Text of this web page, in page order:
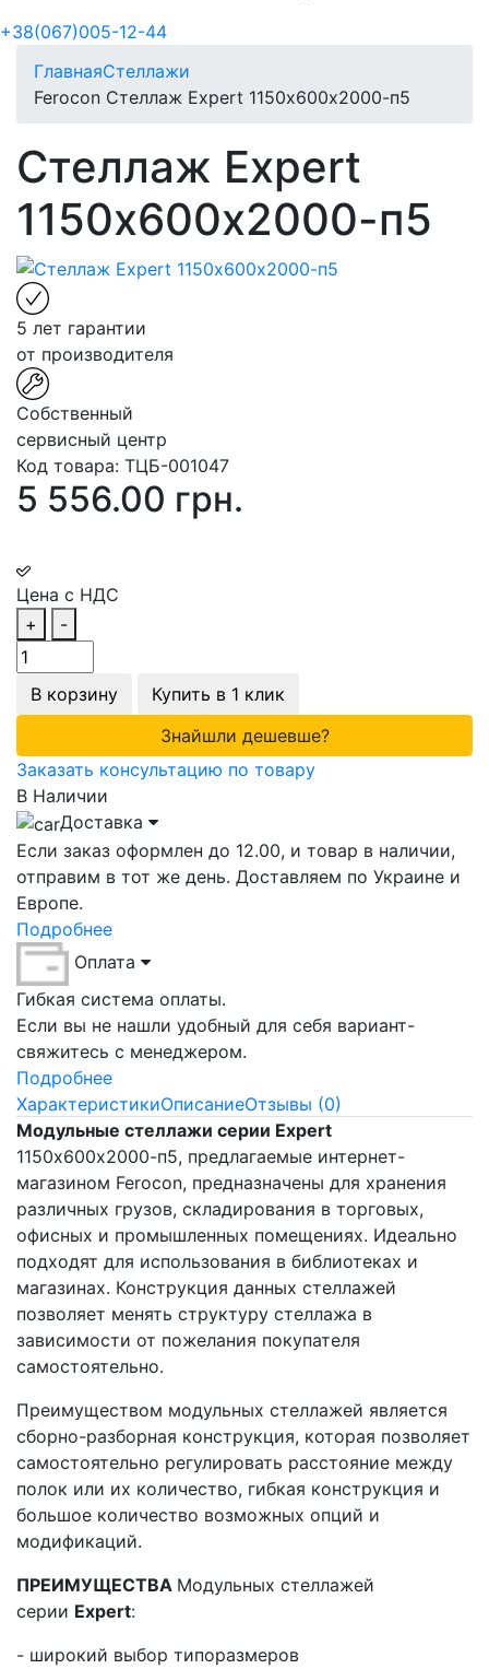
+38(067)005-12-44
ГлавнаяСтеллажи
Ferocon Стеллаж Expert 1150х600х2000-п5
Стеллаж Expert
1150х600х2000-п5
5 лет гарантии
от производителя
Собственный
сервисный центр
Код товара: ТЦБ-001047
5 556.00 грн.
Цена с НДС
+
-
В корзину
Купить в 1 клик
Знайшли дешевше?
Заказать консультацию по товару
В Наличии
Доставка
Если заказ оформлен до 12.00, и товар в наличии,
отправим в тот же день. Доставляем по Украине и
Европе.
Подробнее
Оплата
Гибкая система оплаты.
Если вы не нашли удобный для себя вариант-
свяжитесь с менеджером.
Подробнее
ХарактеристикиОписаниеОтзывы (0)
Модульные стеллажи серии Expert
1150х600х2000-п5, предлагаемые интернет-
магазином Ferocon, предназначены для хранения
различных грузов, складирования в торговых,
офисных и промышленных помещениях. Идеально
подходят для использования в библиотеках и
магазинах. Конструкция данных стеллажей
позволяет менять структуру стеллажа в
зависимости от пожелания покупателя
самостоятельно.
Преимуществом модульных стеллажей является
сборно-разборная конструкция, которая позволяет
самостоятельно регулировать расстояние между
полок или их количество, гибкая конструкция и
большое количество возможных опций и
модификаций.
ПРЕИМУЩЕСТВА Модульных стеллажей
серии Expert:
- широкий выбор типоразмеров